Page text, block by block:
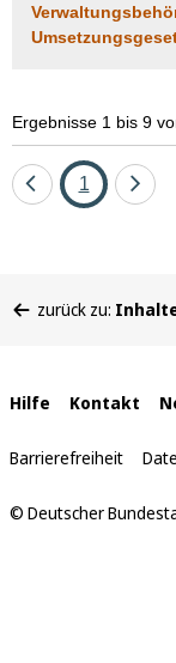
Ergebnisse 1 bis 9
EineSeite
1
befinden
zurück zu:
Interne
Links
Hilfe Kontakt
Barrierefreiheit
© Deutscher